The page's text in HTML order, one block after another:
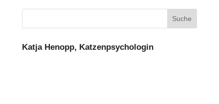
Suche
Katja Henopp, Katzenpsychologin